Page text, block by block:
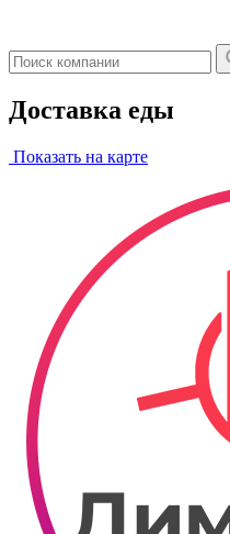
Доставка еды
Показать на карте